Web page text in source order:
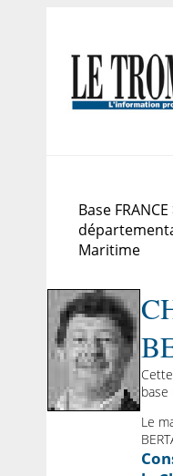
Base
Maritime
base
Le